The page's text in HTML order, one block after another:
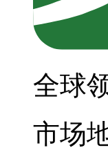
全球
市场